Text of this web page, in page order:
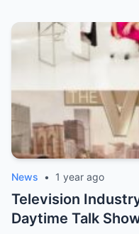
News • 1 year ago
Television
Daytime Talk